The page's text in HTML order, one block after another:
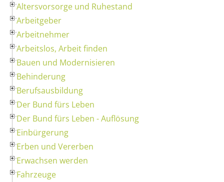
Altersvorsorge und Ruhestand
Arbeitgeber
Arbeitnehmer
Arbeitslos, Arbeit finden
Bauen und Modernisieren
Behinderung
Berufsausbildung
Der Bund fürs Leben
Der Bund fürs Leben - Auflösung
Einbürgerung
Erben und Vererben
Erwachsen werden
Fahrzeuge